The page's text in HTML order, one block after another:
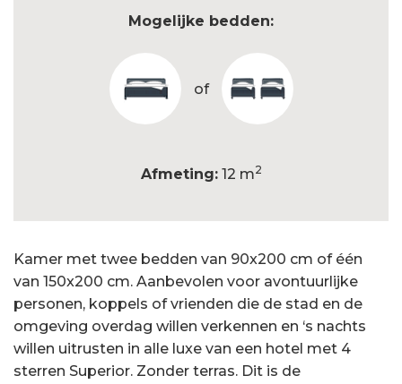
Mogelijke bedden:
of
Afmeting:12 m2
Kamer met twee bedden van 90x200 cm of één
van 150x200 cm. Aanbevolen voor avontuurlijke
personen, koppels of vrienden die de stad en de
omgeving overdag willen verkennen en ‘s nachts
willen uitrusten in alle luxe van een hotel met 4
sterren Superior. Zonder terras. Dit is de